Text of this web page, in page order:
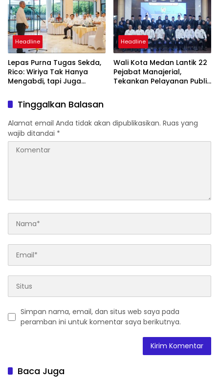
Headline
Lepas Purna Tugas Sekda,
Rico: Wiriya Tak Hanya
Mengabdi, tapi Juga
Pemimpin
Headline
Wali Kota Medan Lantik 22
Pejabat Manajerial,
Tekankan Pelayanan Publik
Tinggalkan Balasan
Alamat email Anda tidak akan dipublikasikan. Ruas yang
wajib ditandai *
Simpan nama, email, dan situs web saya pada
peramban ini untuk komentar saya berikutnya.
Baca Juga